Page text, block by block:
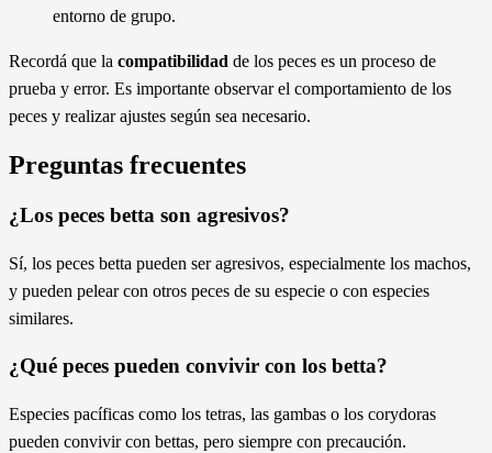
entorno de grupo.
Recordá que la compatibilidad de los peces es un proceso de
prueba y error. Es importante observar el comportamiento de los
peces y realizar ajustes según sea necesario.
Preguntas frecuentes
¿Los peces betta son agresivos?
Sí, los peces betta pueden ser agresivos, especialmente los machos,
y pueden pelear con otros peces de su especie o con especies
similares.
¿Qué peces pueden convivir con los betta?
Especies pacíficas como los tetras, las gambas o los corydoras
pueden convivir con bettas, pero siempre con precaución.